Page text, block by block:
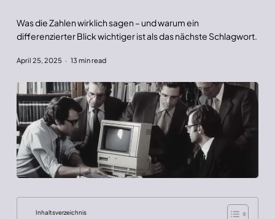
Was die Zahlen wirklich sagen – und warum ein
differenzierter Blick wichtiger ist als das nächste Schlagwort.
April 25, 2025 13 min read
Inhaltsverzeichnis